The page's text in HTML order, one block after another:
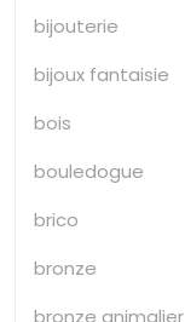
bijouterie
bijoux fantaisie
bois
bouledogue
brico
bronze
bronze animalier